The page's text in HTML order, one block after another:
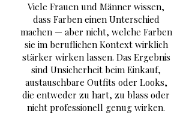
Viele Frauen und Männer wissen,
dass Farben einen Unterschied
machen — aber nicht, welche Farben
sie im beruflichen Kontext wirklich
stärker wirken lassen. Das Ergebnis
sind Unsicherheit beim Einkauf,
austauschbare Outfits oder Looks,
die entweder zu hart, zu blass oder
nicht professionell genug wirken.